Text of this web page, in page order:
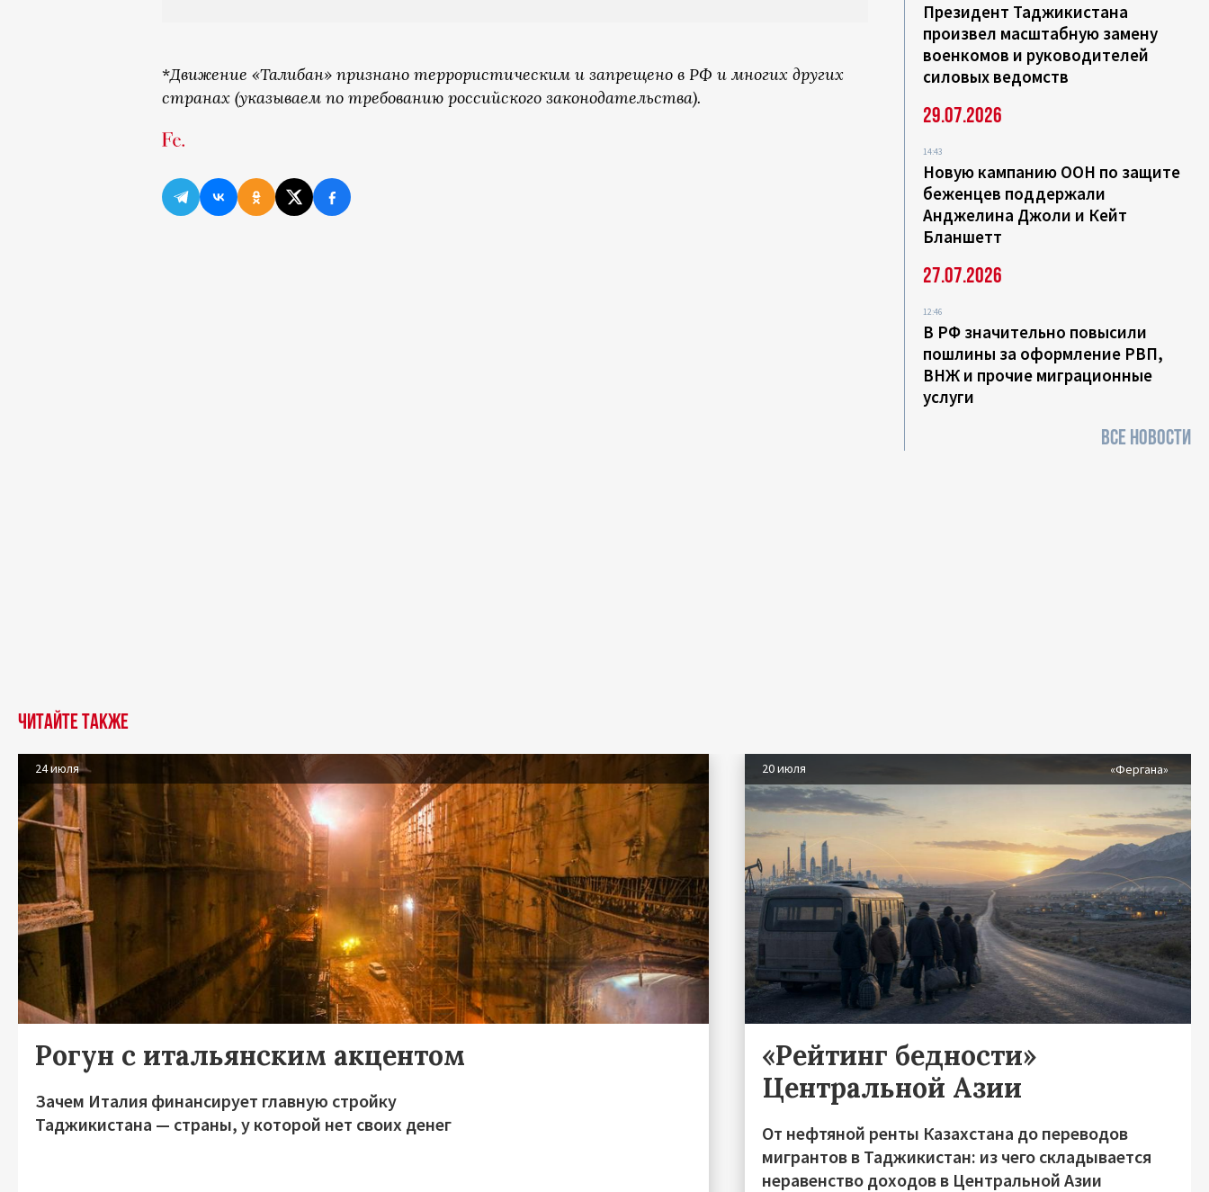
*Движение «Талибан» признано террористическим и запрещено в РФ и многих других
странах (указываем по требованию российского законодательства).
Президент Таджикистана
произвел масштабную замену
военкомов и руководителей
силовых ведомств
29.07.2026
14:43
Новую кампанию ООН по защите
беженцев поддержали
Анджелина Джоли и Кейт
Бланшетт
27.07.2026
12:46
В РФ значительно повысили
пошлины за оформление РВП,
ВНЖ и прочие миграционные
услуги
ВСЕ НОВОСТИ
Читайте также
24 июля
Рогун с итальянским акцентом
Зачем Италия финансирует главную стройку
Таджикистана — страны, у которой нет своих денег
20 июля «Фергана»
«Рейтинг бедности»
Центральной Азии
От нефтяной ренты Казахстана до переводов
мигрантов в Таджикистан: из чего складывается
неравенство доходов в Центральной Азии